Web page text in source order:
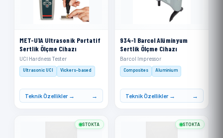
MET-U1A Ultrasonik Portatif
Sertlik Ölçme Cihazı
UCI Hardness Tester
Ultrasonic UCI Vickers-based
Teknik Özellikler →
934-1 Barcol Alüminyum
Sertlik Ölçme Cihazı
Barcol Impressor
Composites Aluminium
Teknik Özellikler →
STOKTA STOKTA